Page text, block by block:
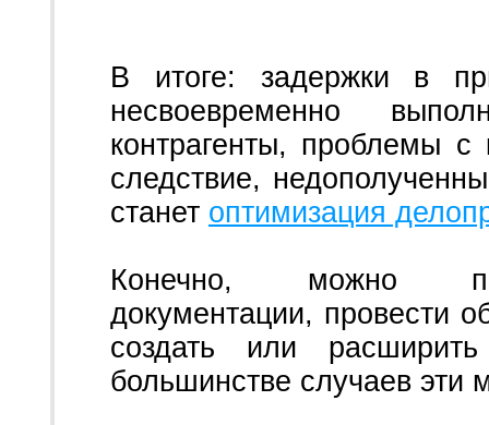
В итоге: задержки в
несвоевременно
контрагенты, проблемы
следствие,
станет оптимизация
Конечно, можно
документации, провести
создать или
большинстве случаев